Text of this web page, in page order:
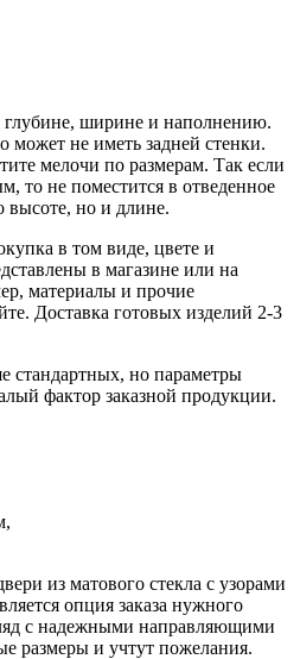
глубине, ширине и наполнению.
может не иметь задней стенки.
мелочи по размерам. Так если
то не поместится в отведенное
высоте, но и длине.
в том виде, цвете и
в магазине или на
материалы и прочие
Доставка готовых изделий 2-3
стандартных, но параметры
фактор заказной продукции.
из матового стекла с узорами
опция заказа нужного
с надежными направляющими
размеры и учтут пожелания.